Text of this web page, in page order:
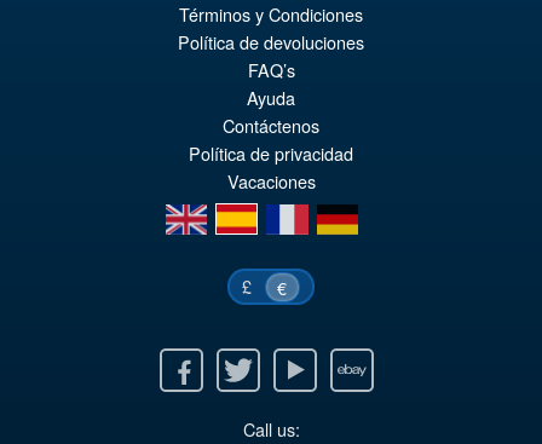
PRÉ COMMANDE
Términos y Condiciones
Política de devoluciones
FAQ’s
Ayuda
Contáctenos
Política de privacidad
Vacaciones
en
es fr de
£ €
Twitter Youtube Ebay
Call us: